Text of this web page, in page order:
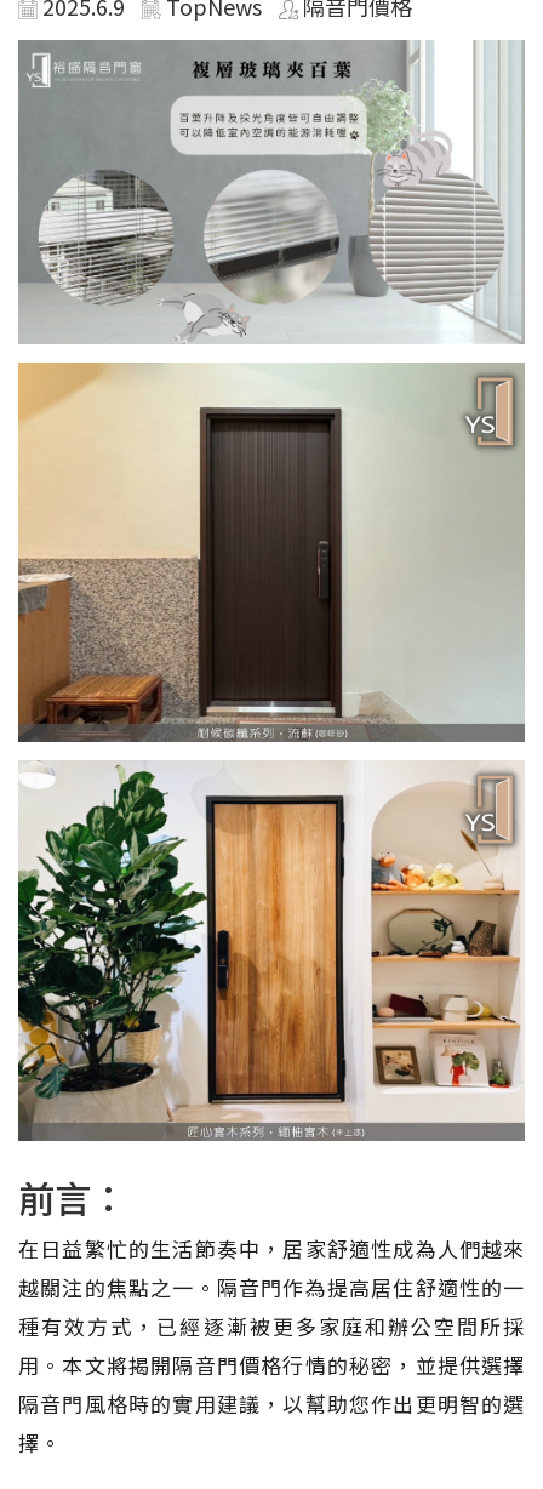
前言：
在日益繁忙的生活節奏中，居家舒適性成為人們越來
越關注的焦點之一。隔音門作為提高居住舒適性的一
種有效方式，已經逐漸被更多家庭和辦公空間所採
用。本文將揭開隔音門價格行情的秘密，並提供選擇
隔音門風格時的實用建議，以幫助您作出更明智的選
擇。